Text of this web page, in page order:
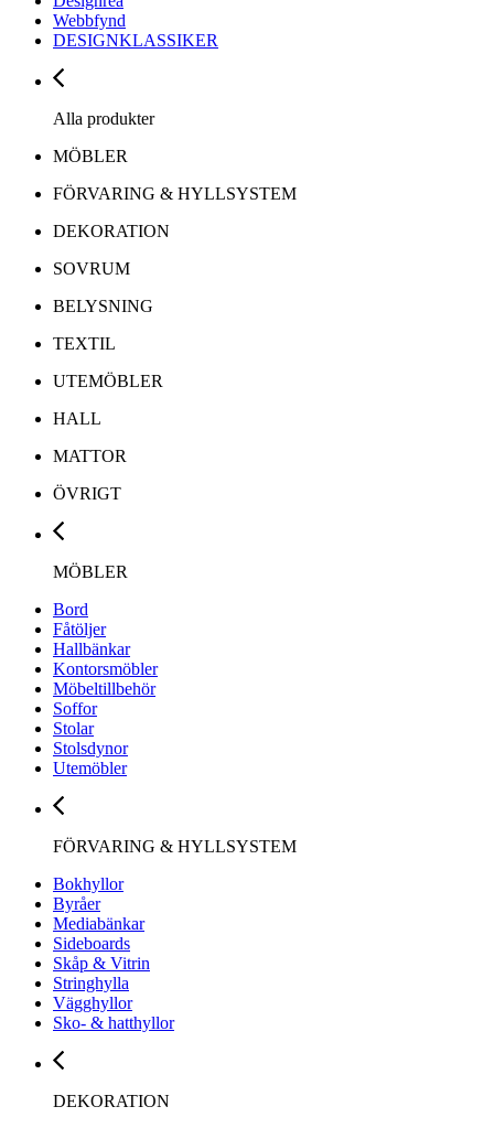
Webbfynd
DESIGNKLASSIKER
Alla produkter
MÖBLER
FÖRVARING & HYLLSYSTEM
DEKORATION
SOVRUM
BELYSNING
TEXTIL
UTEMÖBLER
HALL
MATTOR
ÖVRIGT
MÖBLER
Bord
Fåtöljer
Hallbänkar
Kontorsmöbler
Möbeltillbehör
Soffor
Stolar
Stolsdynor
Utemöbler
FÖRVARING & HYLLSYSTEM
Bokhyllor
Byråer
Mediabänkar
Sideboards
Skåp & Vitrin
Stringhylla
Vägghyllor
Sko- & hatthyllor
DEKORATION